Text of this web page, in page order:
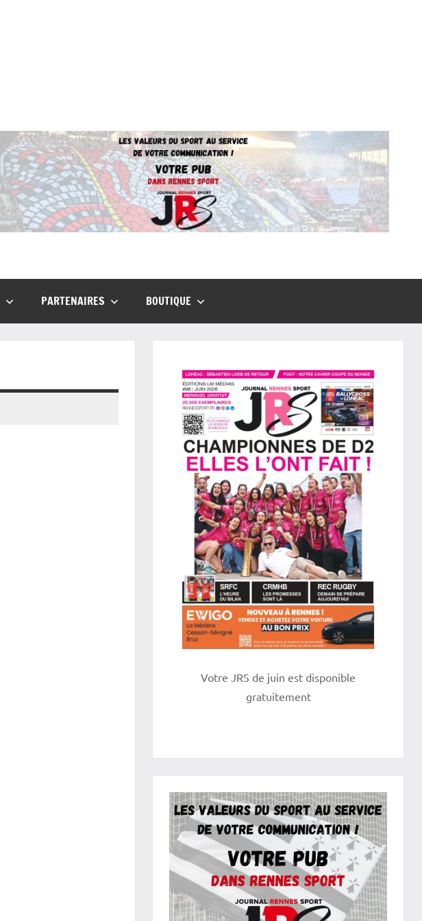
PARTENAIRES BOUTIQUE
Votre JRS de juin est disponible
gratuitement